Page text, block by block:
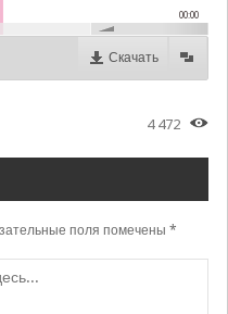
00:00
Скачать
4 472
поля помечены *